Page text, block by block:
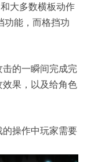
大多数横板动作
功能，而格挡功
的一瞬间完成完
果，以及给角色
操作中玩家需要